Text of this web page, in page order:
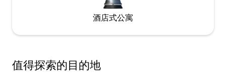
酒店式公寓
值得探索的目的地